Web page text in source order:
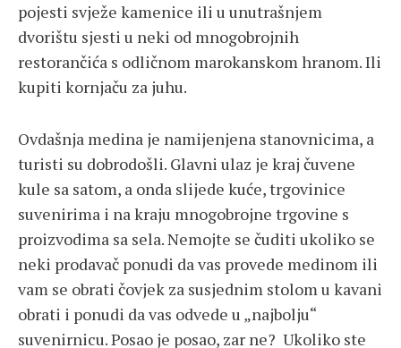
pojesti svježe kamenice ili u unutrašnjem
dvorištu sjesti u neki od mnogobrojnih
restorančića s odličnom marokanskom hranom. Ili
kupiti kornjaču za juhu.
Ovdašnja medina je namijenjena stanovnicima, a
turisti su dobrodošli. Glavni ulaz je kraj čuvene
kule sa satom, a onda slijede kuće, trgovinice
suvenirima i na kraju mnogobrojne trgovine s
proizvodima sa sela. Nemojte se čuditi ukoliko se
neki prodavač ponudi da vas provede medinom ili
vam se obrati čovjek za susjednim stolom u kavani
obrati i ponudi da vas odvede u „najbolju“
suvenirnicu. Posao je posao, zar ne? Ukoliko ste